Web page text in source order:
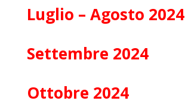
Luglio – Agosto 2024
Settembre 2024
Ottobre 2024